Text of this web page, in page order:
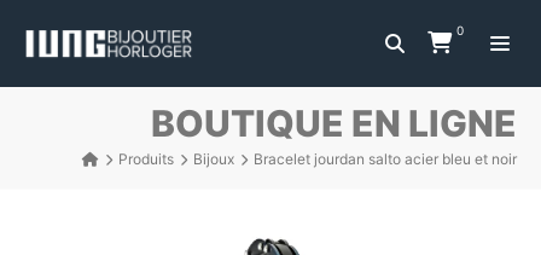
0
BOUTIQUE EN LIGNE
Produits Bijoux Bracelet jourdan salto acier bleu et noir